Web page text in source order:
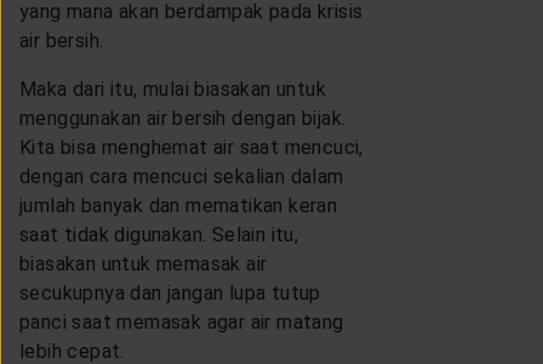
yang mana akan berdampak pada krisis
air bersih.
Maka dari itu, mulai biasakan untuk
menggunakan air bersih dengan bijak.
Kita bisa menghemat air saat mencuci,
dengan cara mencuci sekalian dalam
jumlah banyak dan mematikan keran
saat tidak digunakan. Selain itu,
biasakan untuk memasak air
secukupnya dan jangan lupa tutup
panci saat memasak agar air matang
lebih cepat.